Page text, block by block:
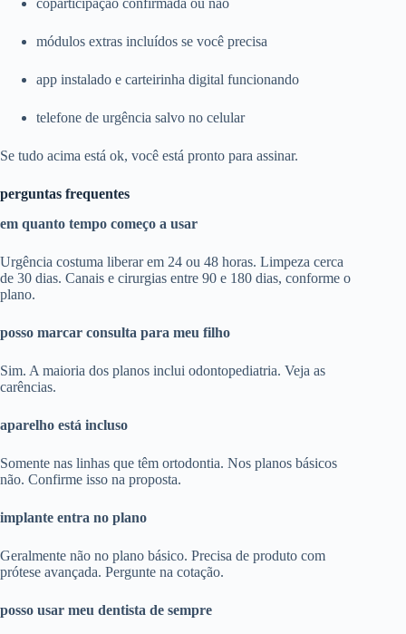
coparticipação confirmada ou não
módulos extras incluídos se você precisa
app instalado e carteirinha digital funcionando
telefone de urgência salvo no celular
Se tudo acima está ok, você está pronto para assinar.
perguntas frequentes
em quanto tempo começo a usar
Urgência costuma liberar em 24 ou 48 horas. Limpeza cerca
de 30 dias. Canais e cirurgias entre 90 e 180 dias, conforme o
plano.
posso marcar consulta para meu filho
Sim. A maioria dos planos inclui odontopediatria. Veja as
carências.
aparelho está incluso
Somente nas linhas que têm ortodontia. Nos planos básicos
não. Confirme isso na proposta.
implante entra no plano
Geralmente não no plano básico. Precisa de produto com
prótese avançada. Pergunte na cotação.
posso usar meu dentista de sempre